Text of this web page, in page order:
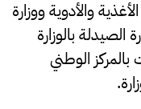
والأدوية ووزارة
الصيدلة بالوزارة
بالمركز الوطني